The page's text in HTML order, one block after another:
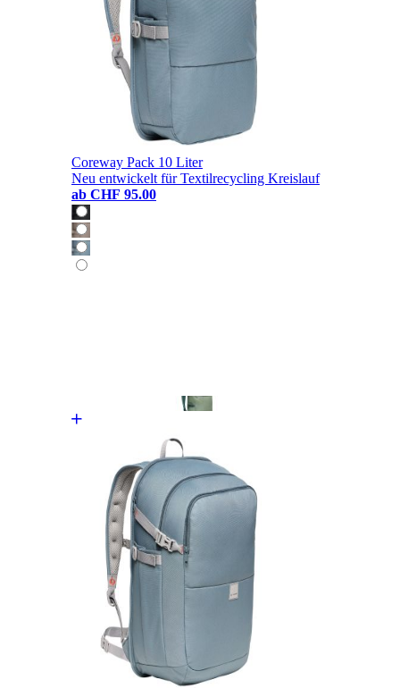
Coreway Pack 10 Liter
Neu entwickelt für Textilrecycling Kreislauf
ab CHF 95.00